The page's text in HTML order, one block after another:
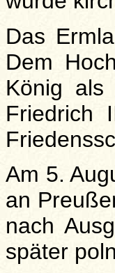
Das
Dem
König als
Friedrich
Am 5.
an
nach
später